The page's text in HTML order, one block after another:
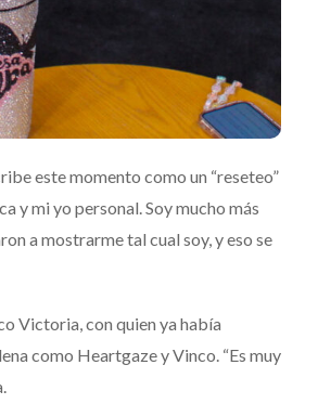
este momento como un “reseteo”
y mi yo personal. Soy mucho más
a mostrarme tal cual soy, y eso se
Victoria, con quien ya había
como Heartgaze y Vinco. “Es muy